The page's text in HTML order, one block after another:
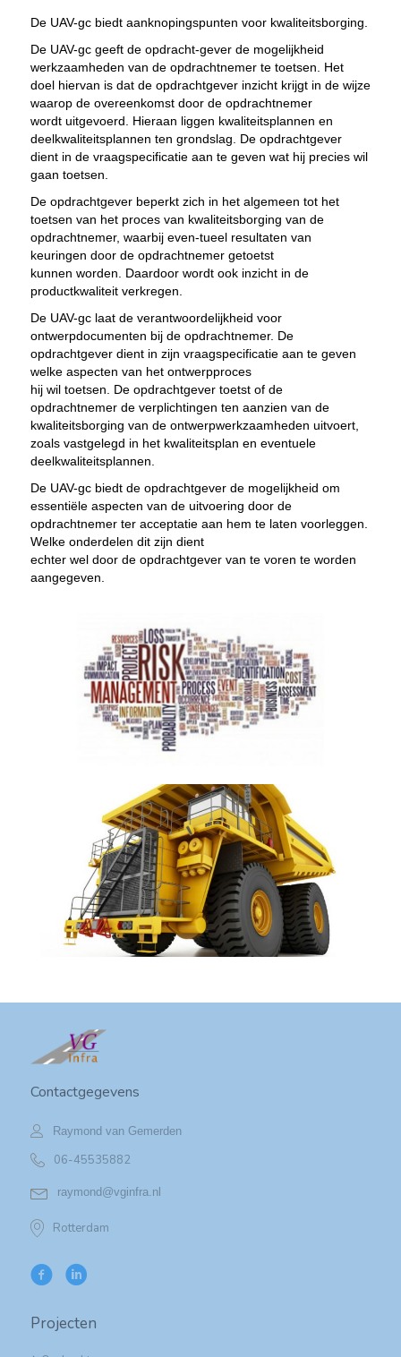
De UAV-gc biedt aanknopingspunten voor kwaliteitsborging.
De UAV-gc geeft de opdracht-gever de mogelijkheid
werkzaamheden van de opdrachtnemer te toetsen. Het
doel hiervan is dat de opdrachtgever inzicht krijgt in de wijze
waarop de overeenkomst door de opdrachtnemer
wordt uitgevoerd. Hieraan liggen kwaliteitsplannen en
deelkwaliteitsplannen ten grondslag. De opdrachtgever
dient in de vraagspecificatie aan te geven wat hij precies wil
gaan toetsen.
De opdrachtgever beperkt zich in het algemeen tot het
toetsen van het proces van kwaliteitsborging van de
opdrachtnemer, waarbij even-tueel resultaten van
keuringen door de opdrachtnemer getoetst
kunnen worden. Daardoor wordt ook inzicht in de
productkwaliteit verkregen.
De UAV-gc laat de verantwoordelijkheid voor
ontwerpdocumenten bij de opdrachtnemer. De
opdrachtgever dient in zijn vraagspecificatie aan te geven
welke aspecten van het ontwerpproces
hij wil toetsen. De opdrachtgever toetst of de
opdrachtnemer de verplichtingen ten aanzien van de
kwaliteitsborging van de ontwerpwerkzaamheden uitvoert,
zoals vastgelegd in het kwaliteitsplan en eventuele
deelkwaliteitsplannen.
De UAV-gc biedt de opdrachtgever de mogelijkheid om
essentiële aspecten van de uitvoering door de
opdrachtnemer ter acceptatie aan hem te laten voorleggen.
Welke onderdelen dit zijn dient
echter wel door de opdrachtgever van te voren te worden
aangegeven.
Contactgegevens
Raymond van Gemerden
06-45535882
raymond@vginfra.nl
Rotterdam
Projecten